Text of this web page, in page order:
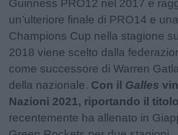
Guinness PRO12 nel 2017 e
un’ulteriore finale di PRO14 e
Champions Cup nella stagione
2018 viene scelto dalla
come successore di Warren
della nazionale. Con il Galles
Nazioni 2021, riportando il
recentemente ha allenato in